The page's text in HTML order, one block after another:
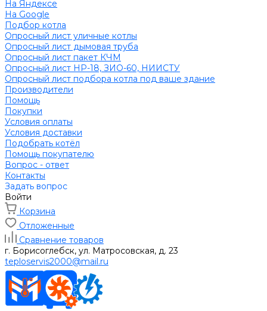
На Яндексе
На Google
Подбор котла
Опросный лист уличные котлы
Опросный лист дымовая труба
Опросный лист пакет КЧМ
Опросный лист НР-18, ЗИО-60, НИИСТУ
Опросный лист подбора котла под ваше здание
Производители
Помощь
Покупки
Условия оплаты
Условия доставки
Подобрать котёл
Помощь покупателю
Вопрос - ответ
Контакты
Задать вопрос
Войти
Корзина
Отложенные
Сравнение товаров
г. Борисоглебск, ул. Матросовская, д. 23
teploservis2000@mail.ru